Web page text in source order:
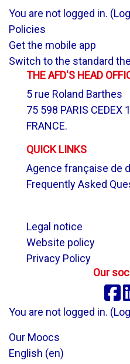
You are not logged in. (
Policies
Get the mobile app
Switch to the standard
THE AFD'S HEAD
5 rue Roland Barthes
75 598 PARIS CEDEX
FRANCE.
QUICK LINKS
Agence française de
Frequently Asked
Legal notice
Website policy
Privacy Policy
Our
You are not logged in. (
Our Moocs
English ‎(en)‎